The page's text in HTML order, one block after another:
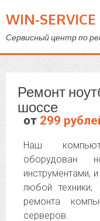
WIN-SERVICE
Сервисный центр по
Ремонт
шоссе
от 299
Наш
оборудован
инструментами,
любой
ремонта
серверов.